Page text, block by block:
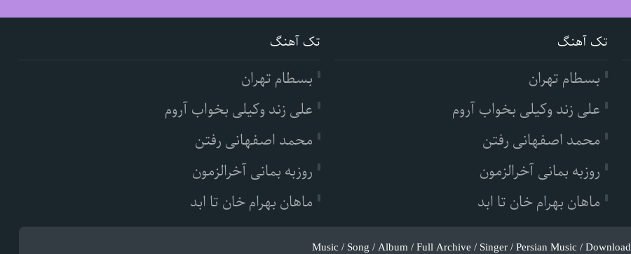
تک آهنگ
بسطام تهران
علی زند وکیلی بخواب آروم
محمد اصفهانی رفتن
روزبه بمانی آخرالزمون
ماهان بهرام خان تا ابد
تک آهنگ
بسطام تهران
علی زند وکیلی بخواب آروم
محمد اصفهانی رفتن
روزبه بمانی آخرالزمون
ماهان بهرام خان تا ابد
Music / Song / Album / Full Archive / Singer / Persian Music / Download